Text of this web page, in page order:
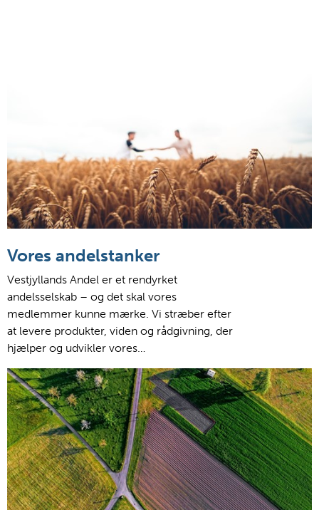
Vores andelstanker
Vestjyllands Andel er et rendyrket
andelsselskab – og det skal vores
medlemmer kunne mærke. Vi stræber efter
at levere produkter, viden og rådgivning, der
hjælper og udvikler vores…